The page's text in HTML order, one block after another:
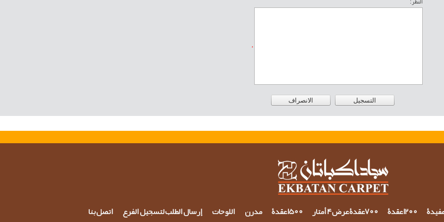
النظر :
*
1200 عقدة 700عقدة عرض 4 أمتار 1500 عقدة مدرن اللوحات إرسال الطلب لتسجيل الفرع اتصل بنا